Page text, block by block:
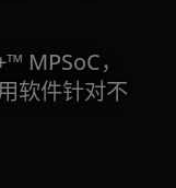
MPSoC，
软件针对不